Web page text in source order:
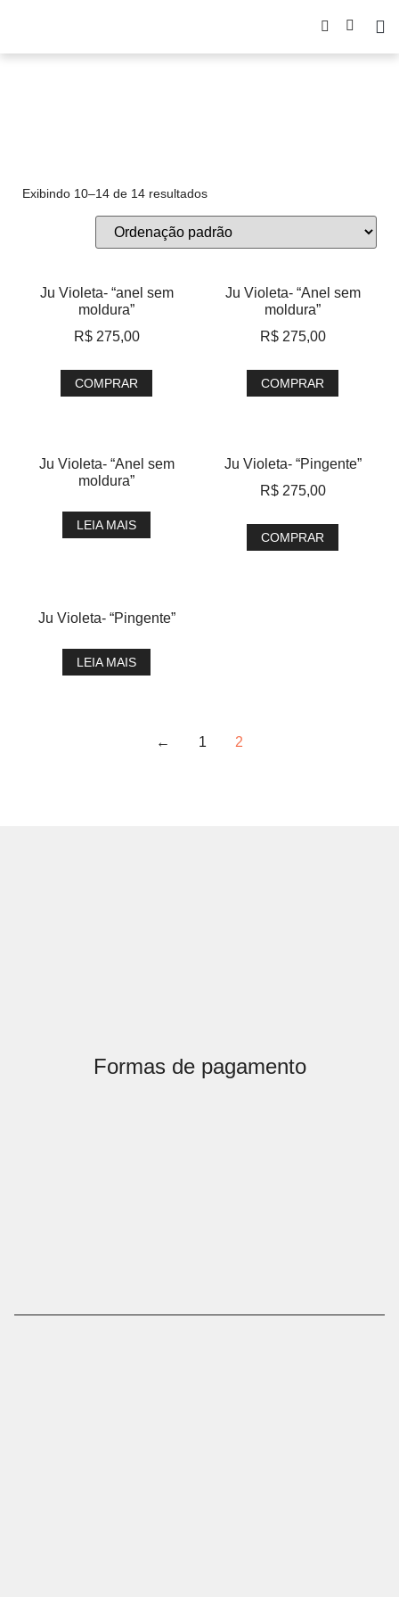
Exibindo 10–14 de 14 resultados
Ju Violeta- “anel sem
moldura”
R$275,00
COMPRAR
Ju Violeta- “Anel sem
moldura”
R$275,00
COMPRAR
Ju Violeta- “Anel sem
moldura”
LEIA MAIS
Ju Violeta- “Pingente”
R$275,00
COMPRAR
Ju Violeta- “Pingente”
LEIA MAIS
← 1 2
Formas de pagamento